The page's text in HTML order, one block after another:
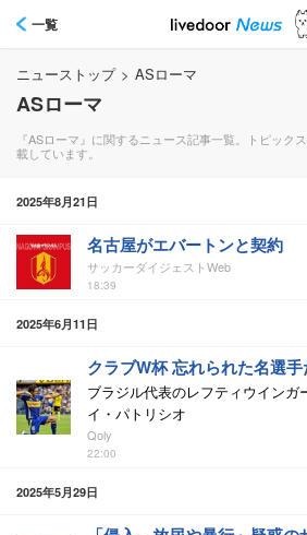
一覧
ニューストップ > ASローマ
ASローマ
『ASローマ』に関するニュース記事一覧。トピック
載しています。
2025年8月21日
名古屋がエバートンと契約
サッカーダイジェストWeb
18:39
2025年6月11日
クラブW杯 忘れられた名選手
ブラジル代表のレフティウインガ
イ・パトリシオ
Qoly
22:00
2025年5月29日